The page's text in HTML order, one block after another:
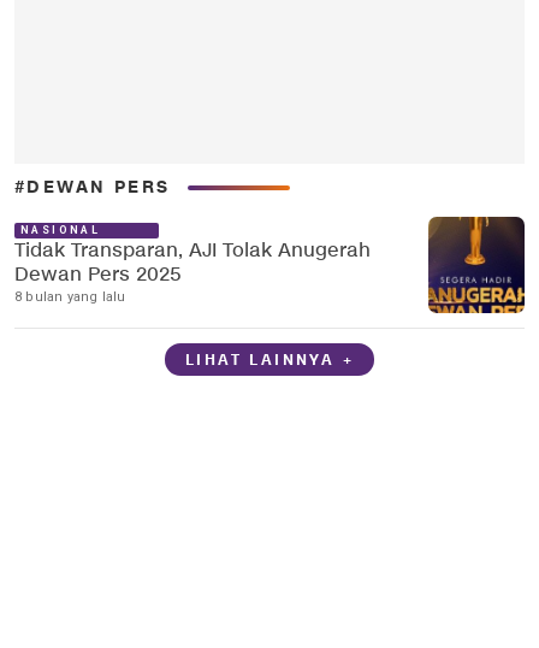
#DEWAN PERS
NASIONAL
Tidak Transparan, AJI Tolak Anugerah
Dewan Pers 2025
8 bulan yang lalu
LIHAT LAINNYA +